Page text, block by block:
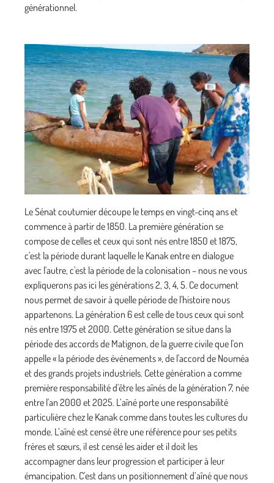
générationnel.
Le Sénat coutumier découpe le temps en vingt-cinq ans et
commence à partir de 1850. La première génération se
compose de celles et ceux qui sont nés entre 1850 et 1875,
c'est la période durant laquelle le Kanak entre en dialogue
avec l'autre, c'est la période de la colonisation – nous ne vous
expliquerons pas ici les générations 2, 3, 4, 5. Ce document
nous permet de savoir à quelle période de l'histoire nous
appartenons. La génération 6 est celle de tous ceux qui sont
nés entre 1975 et 2000. Cette génération se situe dans la
période des accords de Matignon, de la guerre civile que l'on
appelle « la période des événements », de l'accord de Nouméa
et des grands projets industriels. Cette génération a comme
première responsabilité d'être les aînés de la génération 7, née
entre l'an 2000 et 2025. L’aîné porte une responsabilité
particulière chez le Kanak comme dans toutes les cultures du
monde. L’aîné est censé être une référence pour ses petits
frères et sœurs, il est censé les aider et il doit les
accompagner dans leur progression et participer à leur
émancipation. C'est dans un positionnement d’aîné que nous